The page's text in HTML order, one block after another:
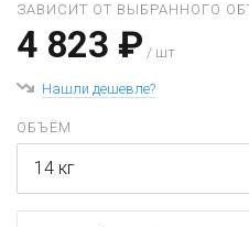
ЗАВИСИТ ОТ ВЫБРАННОГО
4 823 ₽ / шт
Нашли дешевле?
ОБЪЁМ
14 кг